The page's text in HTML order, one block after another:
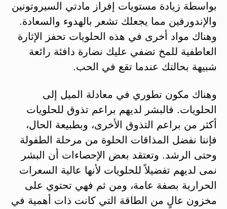
بواسطة زيادة مستويات إفراز مادتي السيروتونين
والإندورفين مما يجعلك تشعر بالهدوء والسعادة.
وهناك مواد أخرى في هذه الحلويات تحفز الإثارة
العاطفية للمخ تضفي عليك نضارة دافئة رائعة
شبيهة بحالتك عندما تقع في الحب.
وهناك مكون تطوري في معادلة الميل إلى
الحلويات. فالبشر لديهم براعم تذوق للحلويات
أكثر من براعم التذوق الأخرى، وبطبيعة الحال،
فإننا نفضل المذاقات الحلوة من مرحلة الطفولة
وحتى الرشد. وتعتقد بعض الإحصاءات أن البشر
نمى لديهم تفضيلاً للحلويات لأنها عالية السعرات
الحرارية بصفة عامة، ومن ثم فهي تحتوي على
مخزون عالٍ من الطاقة التي كانت ذات أهمية في